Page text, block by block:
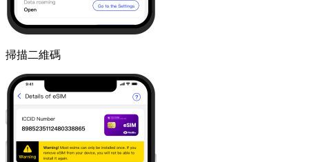
掃描二維碼